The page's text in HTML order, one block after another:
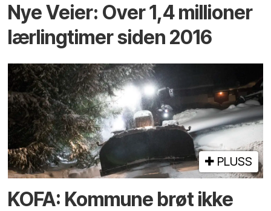
Nye Veier: Over 1,4 millioner
lærlingtimer siden 2016
PLUSS
KOFA: Kommune brøt ikke